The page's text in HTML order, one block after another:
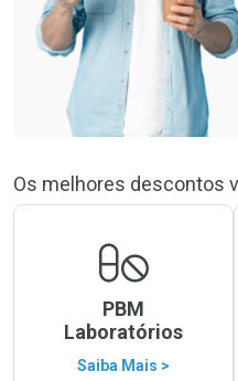
Os melhores descontos
PBM
Laboratórios
Saiba Mais >